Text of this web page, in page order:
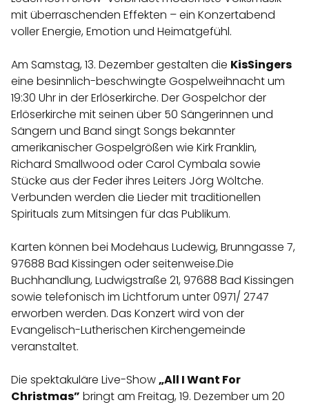
mit überraschenden Effekten – ein Konzertabend
voller Energie, Emotion und Heimatgefühl.
Am Samstag, 13. Dezember gestalten die KisSingers
eine besinnlich-beschwingte Gospelweihnacht um
19:30 Uhr in der Erlöserkirche. Der Gospelchor der
Erlöserkirche mit seinen über 50 Sängerinnen und
Sängern und Band singt Songs bekannter
amerikanischer Gospelgrößen wie Kirk Franklin,
Richard Smallwood oder Carol Cymbala sowie
Stücke aus der Feder ihres Leiters Jörg Wöltche.
Verbunden werden die Lieder mit traditionellen
Spirituals zum Mitsingen für das Publikum.
Karten können bei Modehaus Ludewig, Brunngasse 7,
97688 Bad Kissingen oder seitenweise.Die
Buchhandlung, Ludwigstraße 21, 97688 Bad Kissingen
sowie telefonisch im Lichtforum unter 0971/ 2747
erworben werden. Das Konzert wird von der
Evangelisch-Lutherischen Kirchengemeinde
veranstaltet.
Die spektakuläre Live-Show„All I Want For
Christmas” bringt am Freitag, 19. Dezember um 20